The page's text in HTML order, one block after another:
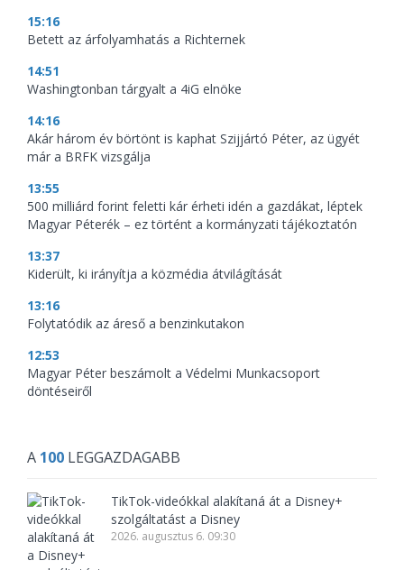
15:16
Betett az árfolyamhatás a Richternek
14:51
Washingtonban tárgyalt a 4iG elnöke
14:16
Akár három év börtönt is kaphat Szijjártó Péter, az ügyét
már a BRFK vizsgálja
13:55
500 milliárd forint feletti kár érheti idén a gazdákat, léptek
Magyar Péterék – ez történt a kormányzati tájékoztatón
13:37
Kiderült, ki irányítja a közmédia átvilágítását
13:16
Folytatódik az áreső a benzinkutakon
12:53
Magyar Péter beszámolt a Védelmi Munkacsoport
döntéseiről
A 100 LEGGAZDAGABB
TikTok-videókkal alakítaná át a Disney+
szolgáltatást a Disney
2026. augusztus 6. 09:30